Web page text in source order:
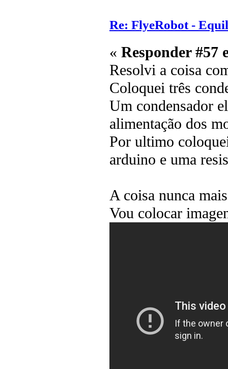
Re: FlyeRobot -
« Responder #57
Resolvi a coisa
Coloquei três
Um condensador
alimentação dos
Por ultimo
arduino e uma
A coisa nunca
Vou colocar